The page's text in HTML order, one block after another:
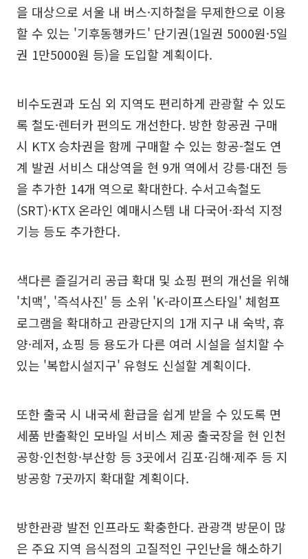
을 대상으로 서울 내 버스·지하철을 무제한으로 이용
할 수 있는 '기후동행카드' 단기권(1일권 5000원·5일
권 1만5000원 등)을 도입할 계획이다.
비수도권과 도심 외 지역도 편리하게 관광할 수 있도
록 철도·렌터카 편의도 개선한다. 방한 항공권 구매
시 KTX 승차권을 함께 구매할 수 있는 항공-철도 연
계 발권 서비스 대상역을 현 9개 역에서 강릉·대전 등
을 추가한 14개 역으로 확대한다. 수서고속철도
(SRT)·KTX 온라인 예매시스템 내 다국어·좌석 지정
기능 등도 추가한다.
색다른 즐길거리 공급 확대 및 쇼핑 편의 개선을 위해
'치맥', '즉석사진' 등 소위 'K-라이프스타일' 체험프
로그램을 확대하고 관광단지의 1개 지구 내 숙박, 휴
양·레저, 쇼핑 등 용도가 다른 여러 시설을 설치할 수
있는 '복합시설지구' 유형도 신설할 계획이다.
또한 출국 시 내국세 환급을 쉽게 받을 수 있도록 면
세품 반출확인 모바일 서비스 제공 출국장을 현 인천
공항·인천항·부산항 등 3곳에서 김포·김해·제주 등 지
방공항 7곳까지 확대할 계획이다.
방한관광 발전 인프라도 확충한다. 관광객 방문이 많
은 주요 지역 음식점의 고질적인 구인난을 해소하기